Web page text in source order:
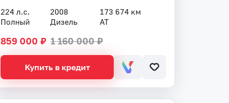
224 л.с. 2008
173 674 км
Полный
Дизель AT
859 000 ₽ 1 160 000 ₽
Купить в кредит